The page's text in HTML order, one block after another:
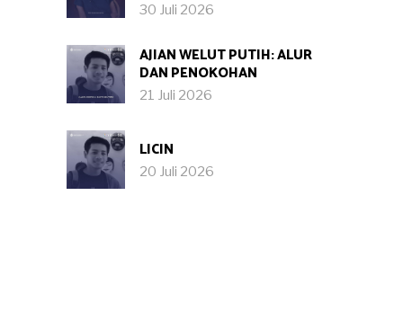
30 Juli 2026
AJIAN WELUT PUTIH: ALUR
DAN PENOKOHAN
21 Juli 2026
LICIN
20 Juli 2026